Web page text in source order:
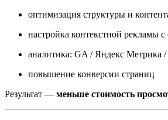
оптимизация структуры и
настройка контекстной рекламы
аналитика: GA / Яндекс Метрика /
повышение конверсии страниц
Результат — меньше стоимость